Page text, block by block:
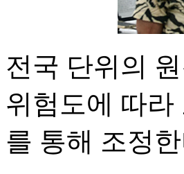
전국 단위의
위험도에 따
를 통해 조정